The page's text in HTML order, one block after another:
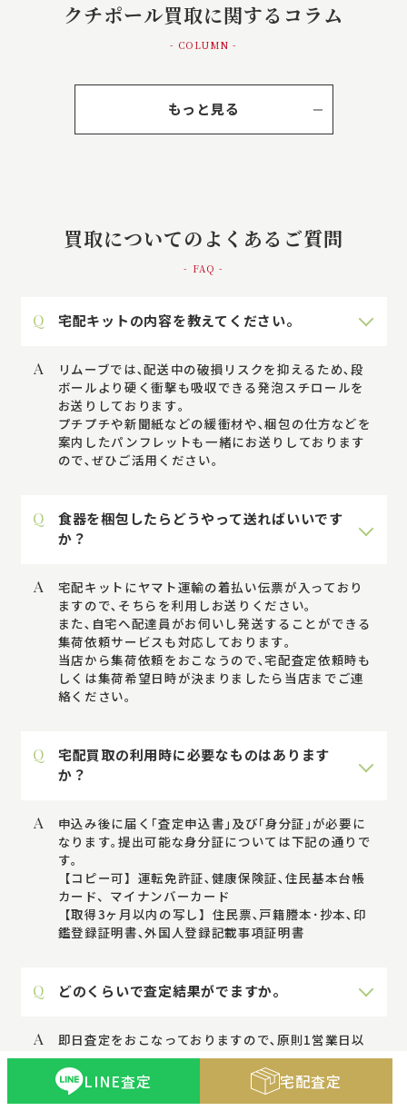
クチポール買取に関するコラム
- COLUMN -
もっと見る
買取についてのよくあるご質問
- FAQ -
Q 宅配キットの内容を教えてください。
A
リムーブでは､配送中の破損リスクを抑えるため､段
ボールより硬く衝撃も吸収できる発泡スチロールを
お送りしております｡
プチプチや新聞紙などの緩衝材や､梱包の仕方などを
案内したパンフレットも一緒にお送りしております
ので､ぜひご活用ください。
Q
食器を梱包したらどうやって送ればいいです
か？
A
宅配キットにヤマト運輸の着払い伝票が入っており
ますので､そちらを利用しお送りください｡
また､自宅へ配達員がお伺いし発送することができる
集荷依頼サービスも対応しております｡
当店から集荷依頼をおこなうので､宅配査定依頼時も
しくは集荷希望日時が決まりましたら当店までご連
絡ください｡
Q
宅配買取の利用時に必要なものはあります
か？
A
申込み後に届く｢査定申込書｣及び｢身分証｣が必要に
なります｡提出可能な身分証については下記の通りで
す｡
【コピー可】運転免許証､健康保険証､住民基本台帳
カード、マイナンバーカード
【取得3ヶ月以内の写し】住民票､戸籍謄本･抄本､印
鑑登録証明書､外国人登録記載事項証明書
Q どのくらいで査定結果がでますか。
A
即日査定をおこなっておりますので､原則1営業日以
内に査定結果をお伝えしております｡
LINE査定 宅配査定